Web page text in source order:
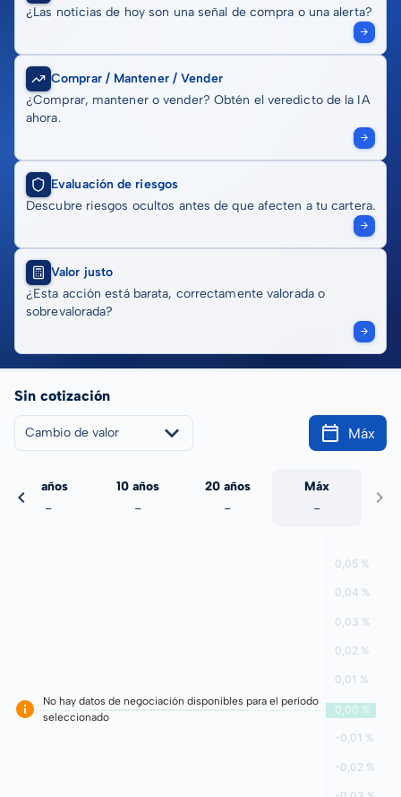
¿Las noticias de hoy son una señal de compra o una alerta?
Comprar / Mantener / Vender
¿Comprar, mantener o vender? Obtén el veredicto de la IA
ahora.
Evaluación de riesgos
Descubre riesgos ocultos antes de que afecten a tu cartera.
Valor justo
¿Esta acción está barata, correctamente valorada o
sobrevalorada?
Sin cotización
Cambio de valor Máx
5 años
-
10 años
-
20 años
-
Máx
-
No hay datos de negociación disponibles para el período
seleccionado